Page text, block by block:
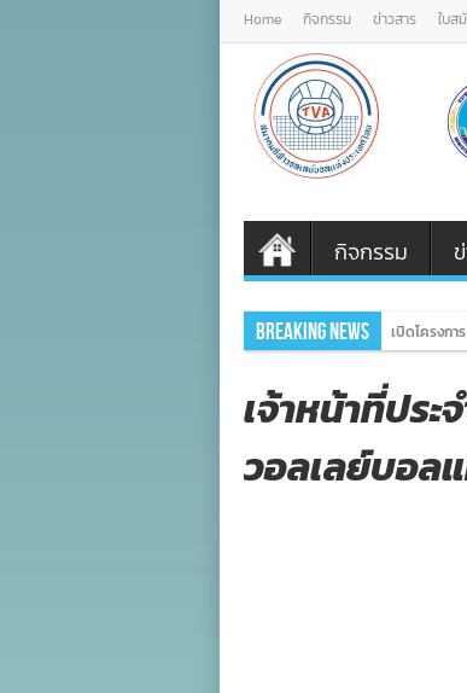
Home กิจกรรม ข่าวสาร ใบส
กิจกรรม
Breaking News เปิดโครงกา
เจ้าหน้าที่ปร
วอลเลย์บอล